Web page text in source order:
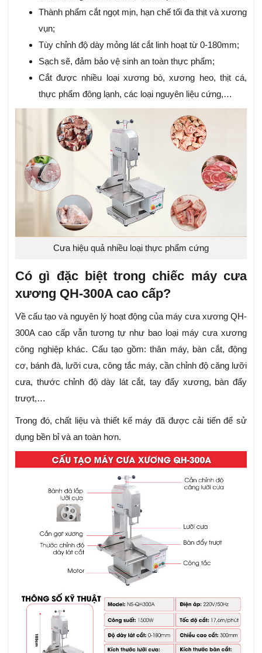
Thành phẩm cắt ngọt mịn, hạn chế tối đa thịt và xương
vụn;
Tùy chỉnh độ dày mỏng lát cắt linh hoạt từ 0-180mm;
Sạch sẽ, đảm bảo vệ sinh an toàn thực phẩm;
Cắt được nhiều loại xương bò, xương heo, thịt cá,
thực phẩm đông lạnh, các loại nguyên liệu cứng,…
Cưa hiệu quả nhiều loại thực phẩm cứng
Có gì đặc biệt trong chiếc máy cưa
xương QH-300A cao cấp?
Về cấu tạo và nguyên lý hoạt động của máy cưa xương QH-
300A cao cấp vẫn tương tự như bao loại máy cưa xương
công nghiệp khác. Cấu tạo gồm: thân máy, bàn cắt, động
cơ, bánh đà, lưỡi cưa, công tắc máy, cần chỉnh độ căng lưỡi
cưa, thước chỉnh độ dày lát cắt, tay đẩy xương, bàn đẩy
trượt,…
Trong đó, chất liệu và thiết kế máy đã được cải tiến để sử
dụng bền bỉ và an toàn hơn.